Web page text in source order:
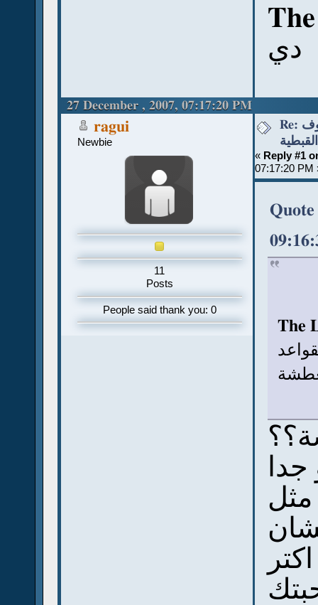
دي
27 December , 2007, 07:17:20 PM
ragui
Newbie
11
Posts
People said thank you: 0
Re: قواعد نطق الحروف
القبطية
« Reply #1
07:17:20 PM
The
مثل